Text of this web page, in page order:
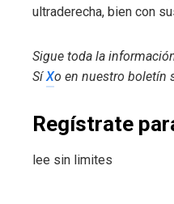
ultraderecha, bien con
Sigue toda la
SíXo en nuestro boletín
Regístrate
lee sin limites